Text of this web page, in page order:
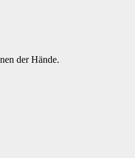
der Hände.